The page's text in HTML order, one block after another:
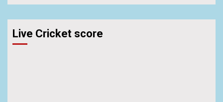
Live Cricket score